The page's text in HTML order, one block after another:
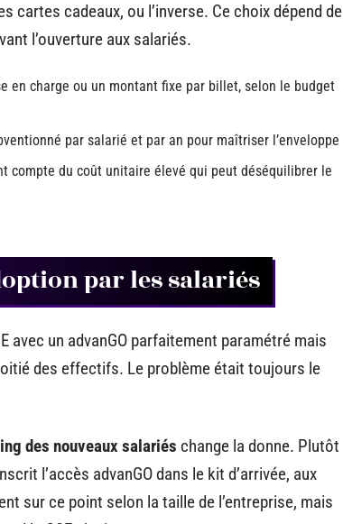
cartes cadeaux, ou l’inverse. Ce choix dépend de
l’ouverture aux salariés.
charge ou un montant fixe par billet, selon le budget
par salarié et par an pour maîtriser l’enveloppe
compte du coût unitaire élevé qui peut déséquilibrer le
par les salariés
avec un advanGO parfaitement paramétré mais
des effectifs. Le problème était toujours le
des nouveaux salariés change la donne. Plutôt
l’accès advanGO dans le kit d’arrivée, aux
sur ce point selon la taille de l’entreprise, mais